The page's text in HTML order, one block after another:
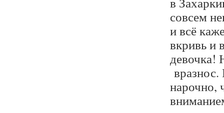
совсем
и всё
вкривь и
девочка!
вразнос.
нарочно,